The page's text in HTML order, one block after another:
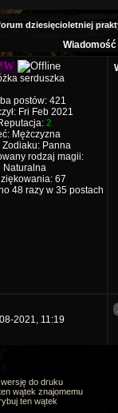
dziesięcioletniej
Wiadomość
serduszka
postów: 421
Fri Feb 2021
2
Mężczyzna
Zodiaku: Panna
rodzaj magii:
Naturalna
67
48 razy w 35 postach
2021, 11:19
do druku
wątek znajomemu
ten wątek